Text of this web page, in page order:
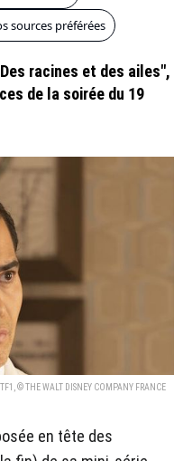
sources préférées
racines et des ailes",
de la soirée du 19
© THE WALT DISNEY COMPANY FRANCE
en tête des